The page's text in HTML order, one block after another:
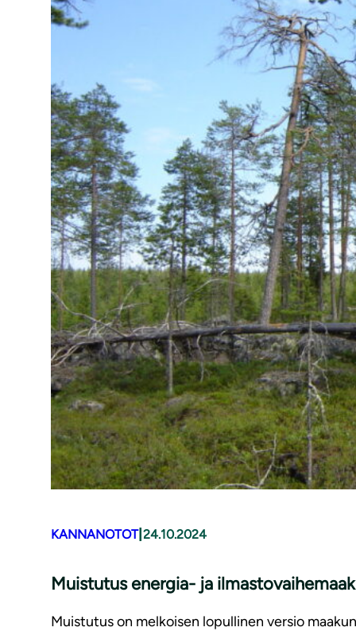
KANNANOTOT| 24.10.2024
Muistutus energia- ja
Muistutus on melkoisen lopullinen versio